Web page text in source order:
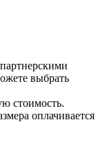
выбрать
стоимость.
оплачивается